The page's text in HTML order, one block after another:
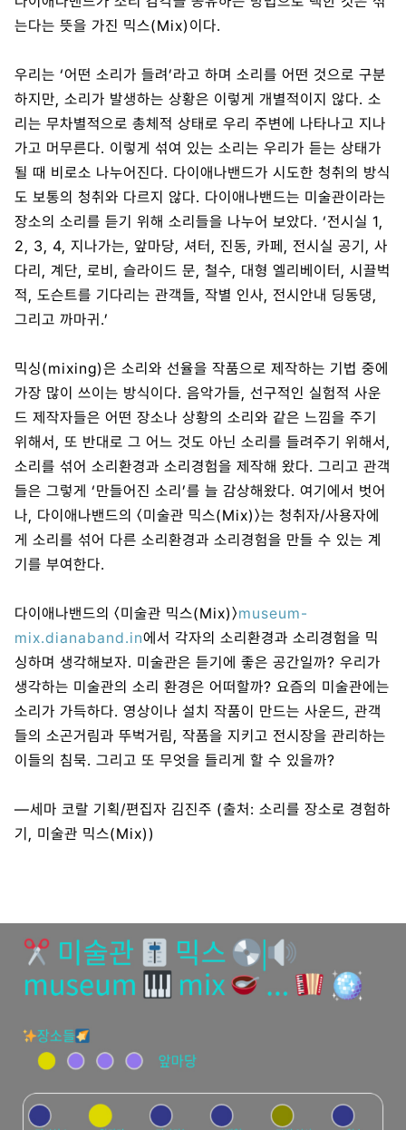
는다는 뜻을 가진 믹스(Mix)이다.
우리는 ‘어떤 소리가 들려’라고 하며 소리를 어떤 것으로 구분
하지만, 소리가 발생하는 상황은 이렇게 개별적이지 않다. 소
리는 무차별적으로 총체적 상태로 우리 주변에 나타나고 지나
가고 머무른다. 이렇게 섞여 있는 소리는 우리가 듣는 상태가
될 때 비로소 나누어진다. 다이애나밴드가 시도한 청취의 방식
도 보통의 청취와 다르지 않다. 다이애나밴드는 미술관이라는
장소의 소리를 듣기 위해 소리들을 나누어 보았다. ‘전시실 1,
2, 3, 4, 지나가는, 앞마당, 셔터, 진동, 카페, 전시실 공기, 사
다리, 계단, 로비, 슬라이드 문, 철수, 대형 엘리베이터, 시끌벅
적, 도슨트를 기다리는 관객들, 작별 인사, 전시안내 딩동댕,
그리고 까마귀.’
믹싱(mixing)은 소리와 선율을 작품으로 제작하는 기법 중에
가장 많이 쓰이는 방식이다. 음악가들, 선구적인 실험적 사운
드 제작자들은 어떤 장소나 상황의 소리와 같은 느낌을 주기
위해서, 또 반대로 그 어느 것도 아닌 소리를 들려주기 위해서,
소리를 섞어 소리환경과 소리경험을 제작해 왔다. 그리고 관객
들은 그렇게 ‘만들어진 소리’를 늘 감상해왔다. 여기에서 벗어
나, 다이애나밴드의 〈미술관 믹스(Mix)〉는 청취자/사용자에
게 소리를 섞어 다른 소리환경과 소리경험을 만들 수 있는 계
기를 부여한다.
다이애나밴드의 〈미술관 믹스(Mix)〉museum-
mix.dianaband.in에서 각자의 소리환경과 소리경험을 믹
싱하며 생각해보자. 미술관은 듣기에 좋은 공간일까? 우리가
생각하는 미술관의 소리 환경은 어떠할까? 요즘의 미술관에는
소리가 가득하다. 영상이나 설치 작품이 만드는 사운드, 관객
들의 소곤거림과 뚜벅거림, 작품을 지키고 전시장을 관리하는
이들의 침묵. 그리고 또 무엇을 들리게 할 수 있을까?
—세마 코랄 기획/편집자 김진주 (출처: 소리를 장소로 경험하
기, 미술관 믹스(Mix))